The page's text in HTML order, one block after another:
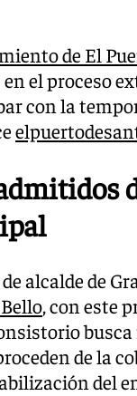
de El
en el proceso
con la
alcalde de
Bello, con este
de la
del